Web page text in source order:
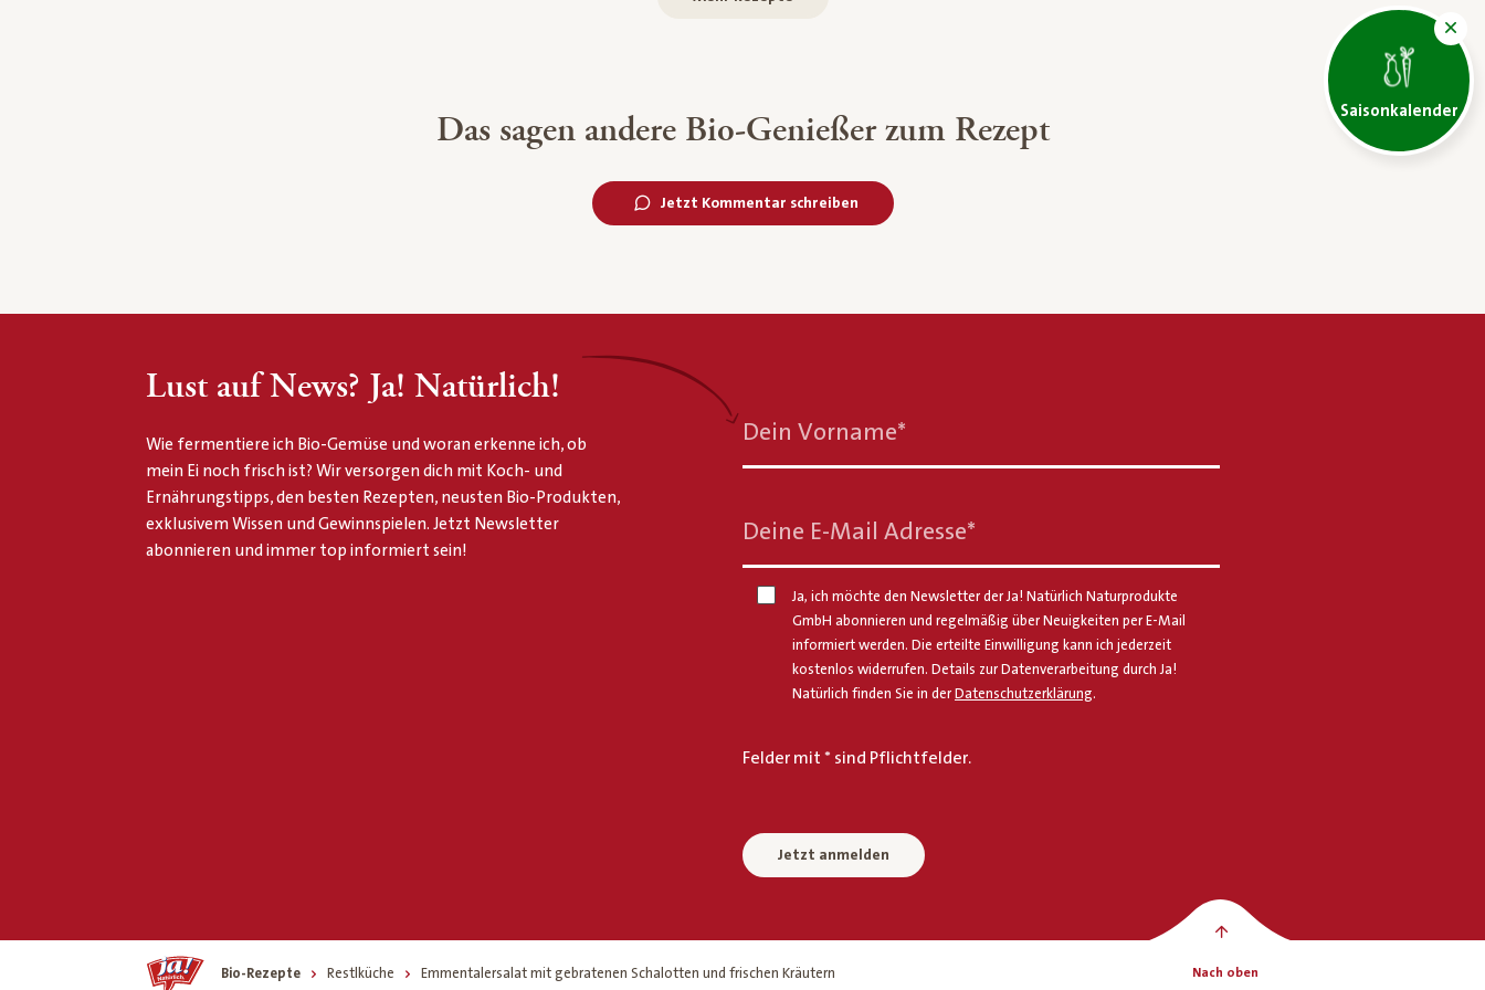
Saisonkalender
Das sagen andere Bio-Genießer zum Rezept
Jetzt Kommentar schreiben
Lust auf News? Ja! Natürlich!
Wie fermentiere ich Bio-Gemüse und woran erkenne ich, ob
mein Ei noch frisch ist? Wir versorgen dich mit Koch- und
Ernährungstipps, den besten Rezepten, neusten Bio-Produkten,
exklusivem Wissen und Gewinnspielen. Jetzt Newsletter
abonnieren und immer top informiert sein!
Dein Vorname*
Deine E-Mail Adresse*
Ja, ich möchte den Newsletter der Ja! Natürlich Naturprodukte
GmbH abonnieren und regelmäßig über Neuigkeiten per E-Mail
informiert werden. Die erteilte Einwilligung kann ich jederzeit
kostenlos widerrufen. Details zur Datenverarbeitung durch Ja!
Natürlich finden Sie in der Datenschutzerklärung.
Felder mit * sind Pflichtfelder.
Jetzt anmelden
Home
Bio-Rezepte Restlküche Emmentalersalat mit gebratenen Schalotten und frischen Kräutern Nach oben